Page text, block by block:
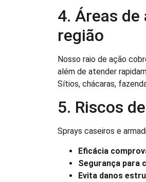
4. Áreas
região
Nosso raio de ação
além de atender
Sítios, chácaras,
5. Riscos
Sprays caseiros e
Eficácia
Segurança para
Evita danos